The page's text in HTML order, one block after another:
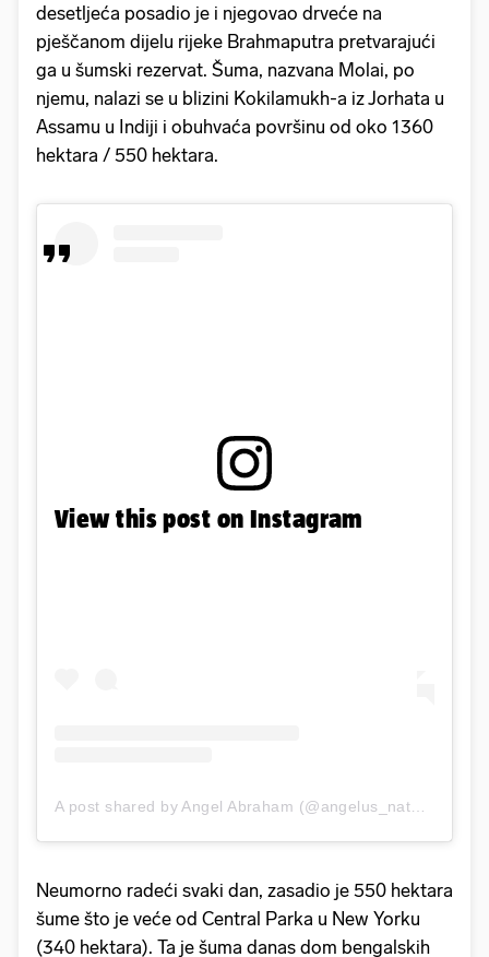
desetljeća posadio je i njegovao drveće na
pješčanom dijelu rijeke Brahmaputra pretvarajući
ga u šumski rezervat. Šuma, nazvana Molai, po
njemu, nalazi se u blizini Kokilamukh-a iz Jorhata u
Assamu u Indiji i obuhvaća površinu od oko 1360
hektara / 550 hektara.
View this post on Instagram
Neumorno radeći svaki dan, zasadio je 550 hektara
šume što je veće od Central Parka u New Yorku
(340 hektara). Ta je šuma danas dom bengalskih